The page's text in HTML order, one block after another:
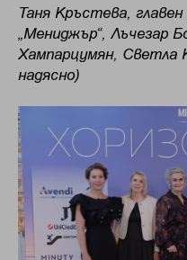
Таня Кръстева,
„Мениджър“, Лъчезар
Хампарцумян, Светла
надясно)